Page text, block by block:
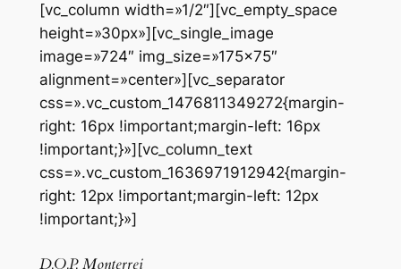
[vc_column width=»1/2″][vc_empty_space
height=»30px»][vc_single_image
image=»724″ img_size=»175×75″
alignment=»center»][vc_separator
css=».vc_custom_1476811349272{margin-
right: 16px !important;margin-left: 16px
!important;}»][vc_column_text
css=».vc_custom_1636971912942{margin-
right: 12px !important;margin-left: 12px
!important;}»]
D.O.P. Monterrei